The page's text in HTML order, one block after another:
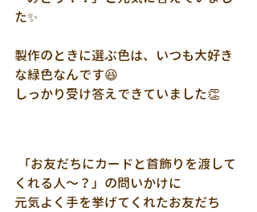
た✨
製作のときに選ぶ色は、いつも大好き
な緑色なんです😆
しっかり受け答えできていました👏
くれる人～？」の問いかけに
元気よく手を挙げてくれたお友だち